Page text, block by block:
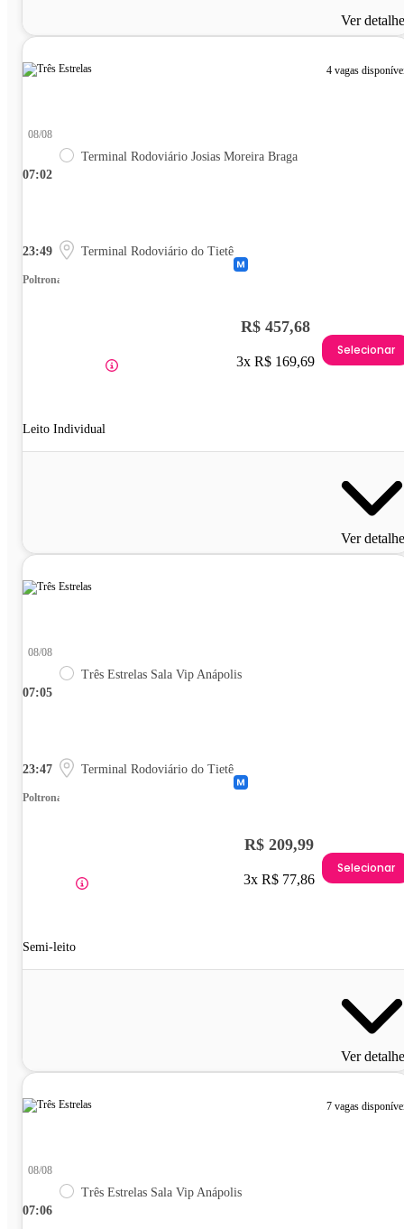
Ver
4 vagas
07:02
08/08
Terminal Rodoviário Josias Moreira Braga
23:49 Terminal Rodoviário do Tietê
Poltrona
Leito Individual
R$ 457,68
3x R$ 169,69
Selecionar
Ver
07:05
08/08
Três Estrelas Sala Vip Anápolis
23:47 Terminal Rodoviário do Tietê
Poltrona
Semi-leito
R$ 209,99
3x R$ 77,86
Selecionar
Ver
7 vagas
07:06
08/08
Três Estrelas Sala Vip Anápolis